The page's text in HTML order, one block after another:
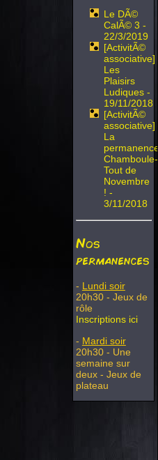
Le DÃ©
CalÃ© 3 -
22/3/2019
[ActivitÃ©
associative]
Les
Plaisirs
Ludiques -
19/11/2018
[ActivitÃ©
associative]
La
permanence
Chamboule-
Tout de
Novembre
! -
3/11/2018
Nos
permanences
- Lundi soir
20h30 - Jeux de
rôle
Inscriptions ici
- Mardi soir
20h30 - Une
semaine sur
deux - Jeux de
plateau